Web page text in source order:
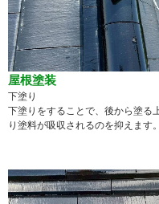
屋根塗装
下塗り
下塗りをすることで、後から塗る
り塗料が吸収されるのを抑えます。